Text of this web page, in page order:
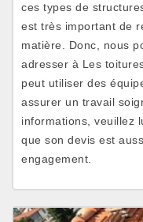
ces types de
est très important de
matière. Donc, nous
adresser à Les
peut utiliser des
assurer un travail
informations, veuillez
que son devis est
engagement.